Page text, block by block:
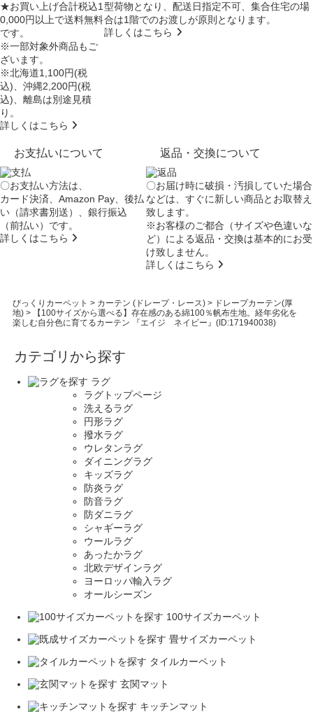
★お買い上げ合計税込1
0,000円以上で送料無料
です。
※一部対象外商品もご
ざいます。
※北海道1,100円(税
込)、沖縄2,200円(税
込)、離島は別途見積
り。
詳しくはこちら
型荷物となり、配送日指定不可、集合住宅の場
合は1階でのお渡しが原則となります。
詳しくはこちら
お支払いについて
〇お支払い方法は、
カード決済、Amazon Pay、後払
い（請求書別送）、銀行振込
（前払い）です。
詳しくはこちら
返品・交換について
〇お届け時に破損・汚損していた場合
などは、すぐに新しい商品とお取替え
致します。
※お客様のご都合（サイズや色違いな
ど）による返品・交換は基本的にお受
け致しません。
詳しくはこちら
びっくりカーペット > カーテン (ドレープ・レース)> ドレープカーテン(厚
地)>
【100サイズから選べる】存在感のある綿100％帆布生地。経年劣化を
楽しむ自分色に育てるカーテン 『エイジ ネイビー』(ID:171940038)
カテゴリから探す
ラグ
ラグトップページ
洗えるラグ
円形ラグ
撥水ラグ
ウレタンラグ
ダイニングラグ
キッズラグ
防炎ラグ
防音ラグ
防ダニラグ
シャギーラグ
ウールラグ
あったかラグ
北欧デザインラグ
ヨーロッパ輸入ラグ
オールシーズン
100サイズカーペット
畳サイズカーペット
タイルカーペット
玄関マット
キッチンマット